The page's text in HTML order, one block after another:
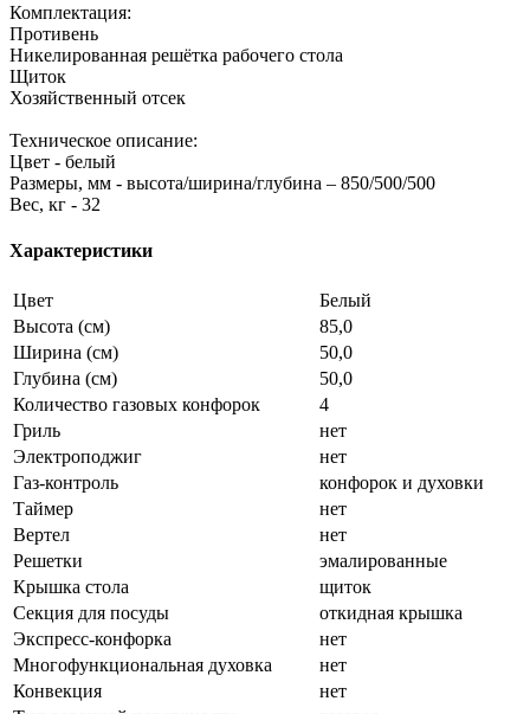
Комплектация:
Противень
Никелированная решётка рабочего стола
Щиток
Хозяйственный отсек
Техническое описание:
Цвет - белый
Размеры, мм - высота/ширина/глубина – 850/500/500
Вес, кг - 32
Характеристики
Цвет
Белый
Высота (см)
85,0
Ширина (см)
50,0
Глубина (см)
50,0
Количество газовых конфорок
4
Гриль
нет
Электроподжиг
нет
Газ-контроль
конфорок и духовки
Таймер
нет
Вертел
нет
Решетки
эмалированные
Крышка стола
щиток
Секция для посуды
откидная крышка
Экспресс-конфорка
нет
Многофункциональная духовка
нет
Конвекция
нет